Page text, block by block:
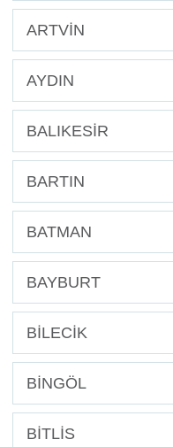
ARTVİN
AYDIN
BALIKESİR
BARTIN
BATMAN
BAYBURT
BİLECİK
BİNGÖL
BİTLİS